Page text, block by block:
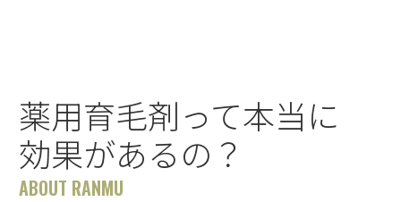
薬用育毛剤って本当に
効果があるの？
ABOUT RANMU